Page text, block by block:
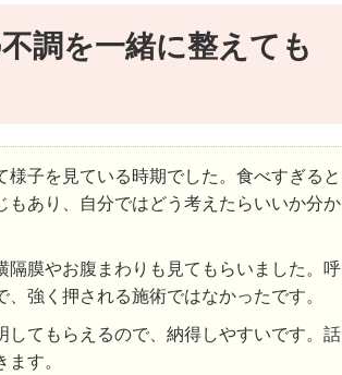
調を一緒に整えても
子を見ている時期でした。食べすぎると
もあり、自分ではどう考えたらいいか分か
隔膜やお腹まわりも見てもらいました。呼
強く押される施術ではなかったです。
してもらえるので、納得しやすいです。話
す。